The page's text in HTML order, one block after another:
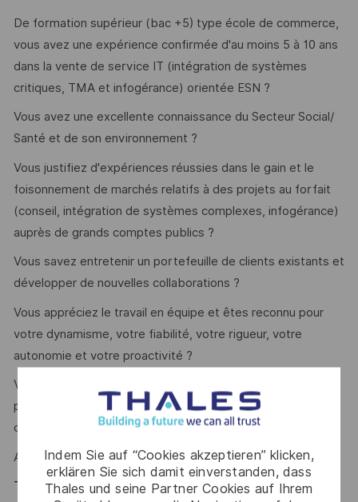
Indem Sie auf “Cookies akzeptieren” klicken,
erklären Sie sich damit einverstanden, dass
Thales und seine Partner Cookies auf Ihrem
De formation supérieur (bac +5) type école de commerce,
vous avez une expérience confirmée d'au moins 5 à 10 ans
dans la vente de service IT (intégration de systèmes
critiques, TMA et infogérance) orientée ESN ?
Vous avez une excellente connaissance du Secteur Social/
Santé et de son environnement ?
Vous justifiez d'expériences réussies dans le gain et le
foisonnement de marchés relatifs à des projets au forfait
(conseil, intégration de systèmes complexes, infogérance)
auprès de grands comptes publics ?
Vous savez entretenir un portefeuille de clients existants et
développer de nouvelles collaborations ?
Vous appréciez le travail en équipe et êtes reconnu pour
votre dynamisme, votre fiabilité, votre rigueur, votre
autonomie et votre proactivité ?
Vous êtes doté d’une intelligence relationnelle qui vous
permet de vous adresser des acteurs de haut niveau en
comprenant leurs enjeux et problématiques ?
Alors ce poste est fait pour vous !
Thales, entreprise Handi-Engagée, reconnait